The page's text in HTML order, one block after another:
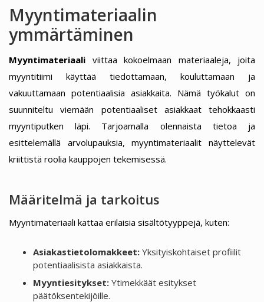
Myyntimateriaalin
ymmärtäminen
Myyntimateriaali viittaa kokoelmaan materiaaleja, joita
myyntitiimi käyttää tiedottamaan, kouluttamaan ja
vakuuttamaan potentiaalisia asiakkaita. Nämä työkalut on
suunniteltu viemään potentiaaliset asiakkaat tehokkaasti
myyntiputken läpi. Tarjoamalla olennaista tietoa ja
esittelemällä arvolupauksia, myyntimateriaalit näyttelevät
kriittistä roolia kauppojen tekemisessä.
Määritelmä ja tarkoitus
Myyntimateriaali kattaa erilaisia sisältötyyppejä, kuten:
Asiakastietolomakkeet:Yksityiskohtaiset profiilit
potentiaalisista asiakkaista.
Myyntiesitykset:Ytimekkäät esitykset
päätöksentekijöille.